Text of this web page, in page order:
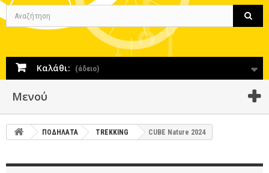
Καλάθι: (άδειο)
Μενού
ΠΟΔΗΛΑΤΑ TREKKING CUBE Nature 2024